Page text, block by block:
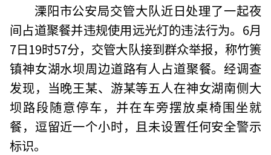
溧阳市公安局交管大队近日处理了一起夜
间占道聚餐并违规使用远光灯的违法行为。6月
7日19时57分，交管大队接到群众举报，称竹箦
镇神女湖水坝周边道路有人占道聚餐。经调查
发现，当晚王某、游某等五人在神女湖南侧大
坝路段随意停车，并在车旁摆放桌椅围坐就
餐，逗留近一个小时，且未设置任何安全警示
标识。